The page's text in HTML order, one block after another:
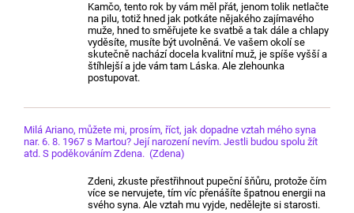
Kamčo, tento rok by vám měl přát, jenom tolik netlačte
na pilu, totiž hned jak potkáte nějakého zajímavého
muže, hned to směřujete ke svatbě a tak dále a chlapy
vyděsíte, musíte být uvolněná. Ve vašem okolí se
skutečně nachází docela kvalitní muž, je spíše vyšší a
štíhlejší a jde vám tam Láska. Ale zlehounka
postupovat.
Milá Ariano, můžete mi, prosím, říct, jak dopadne vztah mého syna
nar. 6. 8. 1967 s Martou? Její narození nevím. Jestli budou spolu žít
atd. S poděkováním Zdena. (Zdena)
Zdeni, zkuste přestřihnout pupeční šňůru, protože čím
více se nervujete, tím víc přenášíte špatnou energii na
svého syna. Ale vztah mu vyjde, nedělejte si starosti.